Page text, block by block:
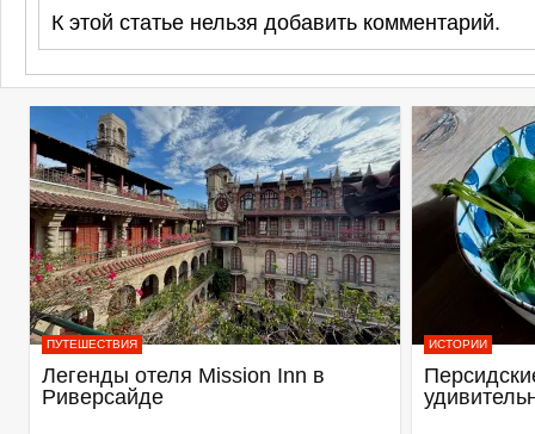
К этой статье нельзя добавить комментарий.
ПУТЕШЕСТВИЯ
Легенды отеля Mission Inn в
Риверсайде
ИСТОРИИ